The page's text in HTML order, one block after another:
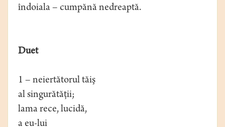
îndoiala – cumpănă nedreaptă.
Duet
1 – neiertătorul tăiş
al singurătăţii;
lama rece, lucidă,
a eu-lui